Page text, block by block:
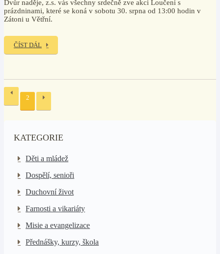
Dvůr naděje, z.s. vás všechny srdečně zve akci Loučení s
prázdninami, které se koná v sobotu 30. srpna od 13:00 hodin v
Zátoni u Větřní.
ČÍST DÁL
2
KATEGORIE
Děti a mládež
Dospělí, senioři
Duchovní život
Farnosti a vikariáty
Misie a evangelizace
Přednášky, kurzy, škola